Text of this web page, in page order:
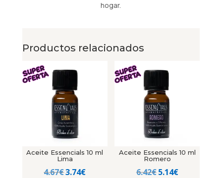
hogar.
Productos relacionados
Aceite Essencials 10 ml
Lima
4.67€El
3.74€El
Aceite Essencials 10 ml
Romero
6.42€El
5.14€El